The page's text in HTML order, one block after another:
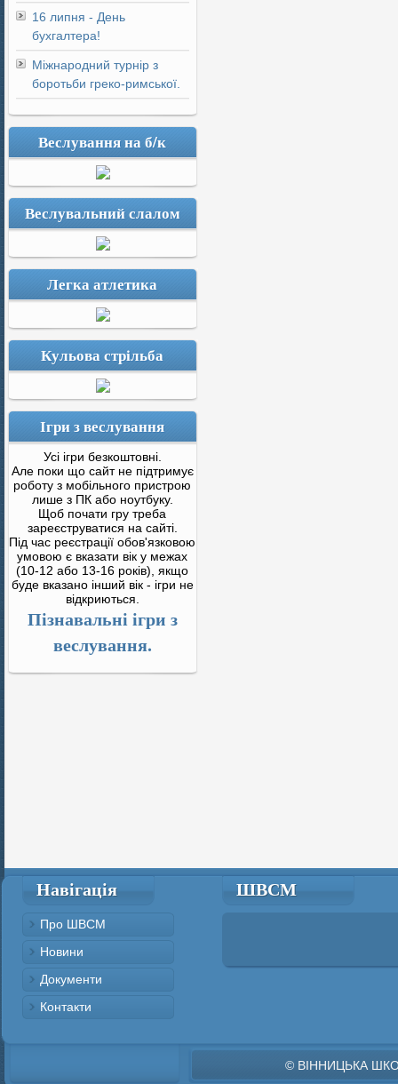
16 липня - День
бухгалтера!
Міжнародний турнір з
боротьби греко-римської.
Веслування на б/к
Веслувальний слалом
Легка атлетика
Кульова стрільба
Ігри з веслування
Усі ігри безкоштовні.
Але поки що сайт не підтримує
роботу з мобільного пристрою
лише з ПК або ноутбуку.
Щоб почати гру треба
зареєструватися на сайті.
Під час реєстрації обов'язковою
умовою є вказати вік у межах
(10-12 або 13-16 років), якщо
буде вказано інший вік - ігри не
відкриються.
Пізнавальні ігри з
веслування.
Навігація
Про ШВСМ
Новини
Документи
Контакти
ШВСМ
© ВІННИЦЬКА